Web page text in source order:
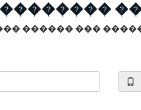
��������
������ ���